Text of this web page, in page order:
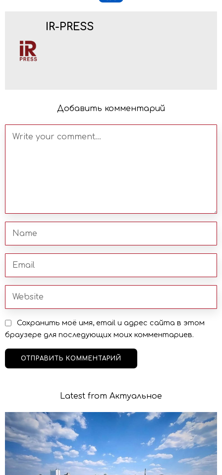
IR-PRESS
Добавить комментарий
Сохранить моё имя, email и адрес сайта в этом
браузере для последующих моих комментариев.
Latest from Актуальное